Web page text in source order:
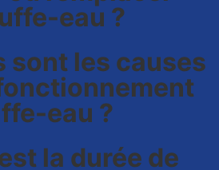
eau ?
sont les causes
eau ?
la durée de